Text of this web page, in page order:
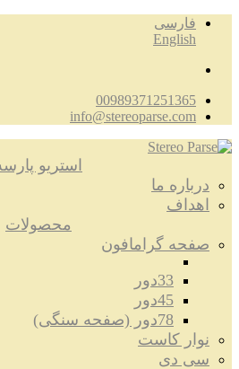
فارسی
English
00989371251365
info@stereoparse.com
استریو پارسه
درباره ما
اهداف
محصولات
صفحه گرامافون
33دور
45دور
78دور (صفحه سنگی)
نوار کاست
سی دی